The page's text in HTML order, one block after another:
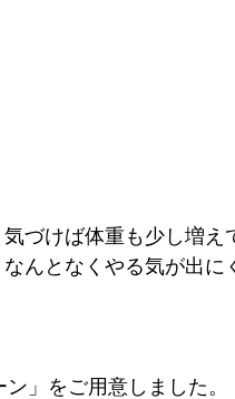
づけば体重も少し増
んとなくやる気が出に
」をご用意しました。